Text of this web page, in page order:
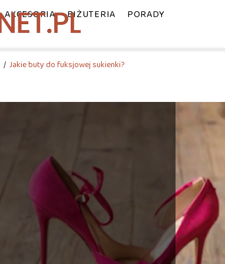
AKCESORIA BIŻUTERIA PORADY
/ Jakie buty do fuksjowej sukienki?